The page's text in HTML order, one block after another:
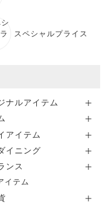
スペシャルプライス
ナルアイテム
アイテム
イニング
ンス
イテム